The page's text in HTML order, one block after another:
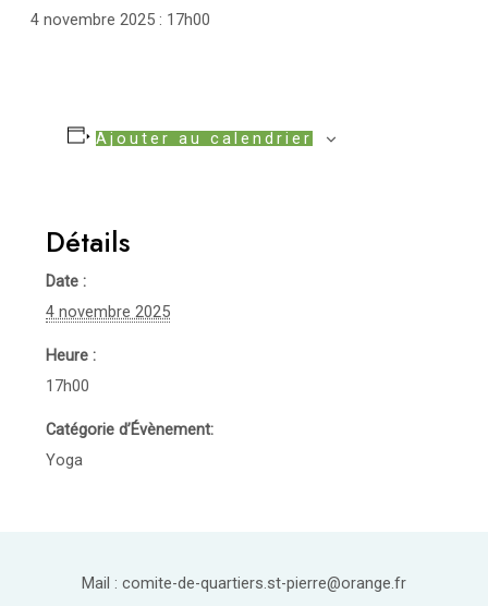
4 novembre 2025 : 17h00
Ajouter au calendrier
Détails
Date :
4 novembre 2025
Heure :
17h00
Catégorie d’Évènement:
Yoga
Mail : comite-de-quartiers.st-pierre@orange.fr